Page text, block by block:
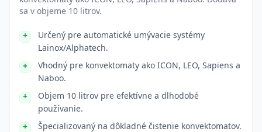
sa v objeme 10 litrov.
Určený pre automatické umývacie systémy
Lainox/Alphatech.
Vhodný pre konvektomaty ako ICON, LEO, Sapiens a
Naboo.
Objem 10 litrov pre efektívne a dlhodobé
používanie.
Špecializovaný na dôkladné čistenie konvektomatov.